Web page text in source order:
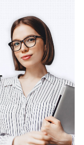
базова цінність
це “Go to the
— запорука
живуть із
зору, слуху,
тими ж
Рівне
їхнього
соціального